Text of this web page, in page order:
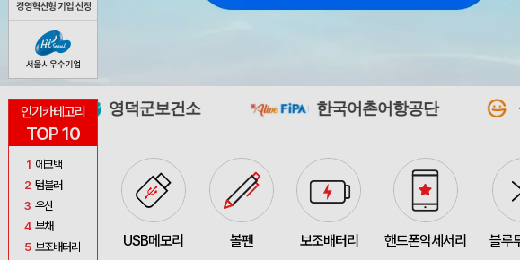
인기카테고리
TOP 10
1 에코백
2 텀블러
3 우산
4 부채
5 보조배터리
영덕군보건소 한국어촌어항공단 울산동구어린
USB메모리 볼펜 보조배터리 핸드폰악세서리 블루
375348
375371
375367
375366